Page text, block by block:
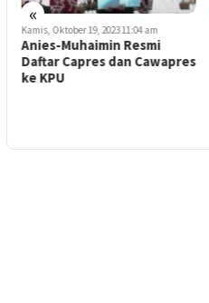
«
Kamis, Oktober 19, 2023 11:04 am
Anies-Muhaimin Resmi
Daftar Capres dan Cawapres
ke KPU